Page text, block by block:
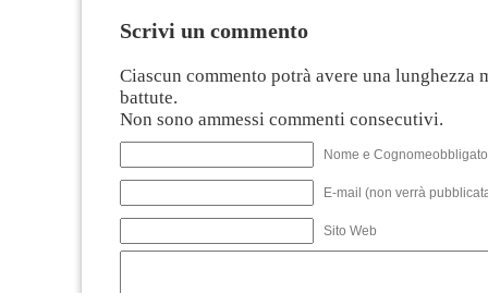
Scrivi un commento
Ciascun commento potrà avere una lunghezza
battute.
Non sono ammessi commenti consecutivi.
Nome e
E-mail (non verrà
Sito Web